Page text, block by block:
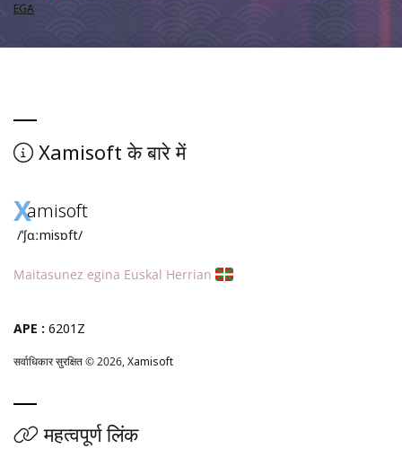
EGA
Xamisoft के बारे में
Xamisoft
/ˈʃɑːmisɒft/
Maitasunez egina Euskal Herrian
APE : 6201Z
सर्वाधिकार सुरक्षित © 2026,Xamisoft
महत्वपूर्ण लिंक